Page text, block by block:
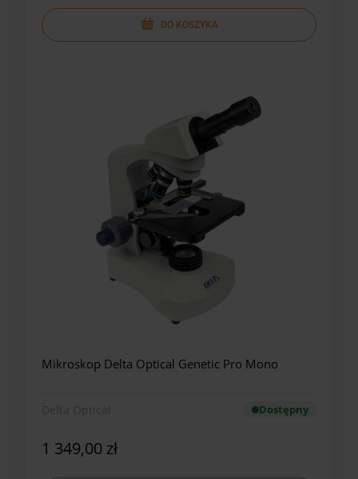
DO KOSZYKA
Mikroskop Delta Optical Genetic Pro Mono
Dostępny
1 349,00 zł